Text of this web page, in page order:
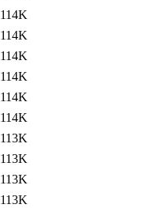
114K
114K
114K
114K
114K
114K
113K
113K
113K
113K